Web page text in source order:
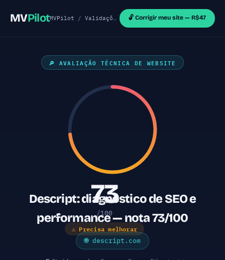
MVPilotMVPilot /Validações de MVP /Sites Next.js/
🔓 Corrigir meu site — R$47
🔎 AVALIAÇÃO TÉCNICA DE WEBSITE
73
/100
⚠ Precisa melhorar
Descript: diagnóstico de SEO e
performance — nota 73/100
🌐 descript.com